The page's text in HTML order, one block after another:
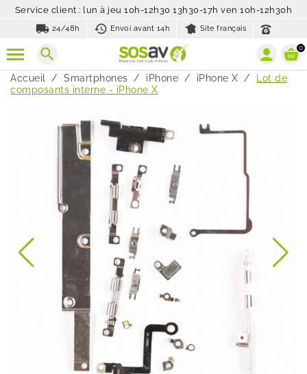
Service client : lun à jeu 10h-12h30 13h30-17h ven 10h-12h30h
local_shipping 24/48h history_toggle_off
Envoi avant 14h Site français
search 0
Accueil Smartphones iPhone iPhone X
Lot de
composants interne - iPhone X